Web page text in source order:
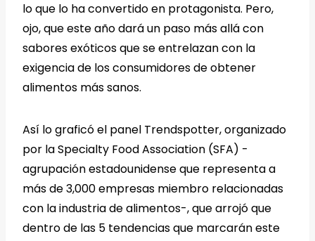
lo que lo ha convertido en protagonista. Pero,
ojo, que este año dará un paso más allá con
sabores exóticos que se entrelazan con la
exigencia de los consumidores de obtener
alimentos más sanos.
Así lo graficó el panel Trendspotter, organizado
por la Specialty Food Association (SFA) -
agrupación estadounidense que representa a
más de 3,000 empresas miembro relacionadas
con la industria de alimentos-, que arrojó que
dentro de las 5 tendencias que marcarán este